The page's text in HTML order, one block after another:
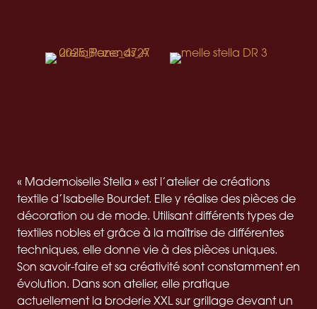
« Mademoiselle Stella » est l’atelier de créations
textile d’Isabelle Bourdet. Elle y réalise des pièces de
décoration ou de mode. Utilisant différents types de
textiles nobles et grâce à la maîtrise de différentes
techniques, elle donne vie à des pièces uniques.
Son savoir-faire et sa créativité sont constamment en
évolution. Dans son atelier, elle pratique
actuellement la broderie XXL sur grillage devant un